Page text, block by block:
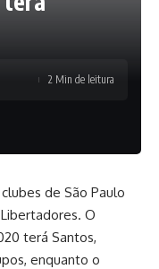
2 Min de leitura
de São Paulo
O
terá Santos,
enquanto o